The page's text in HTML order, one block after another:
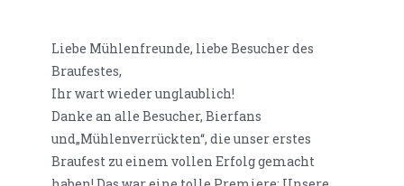
Liebe Mühlenfreunde, liebe Besucher des
Braufestes,
Ihr wart wieder unglaublich!
Danke an alle Besucher, Bierfans
und„Mühlenverrückten“, die unser erstes
Braufest zu einem vollen Erfolg gemacht